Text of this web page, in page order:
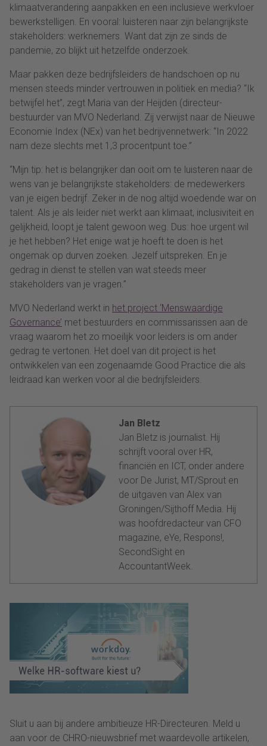
klimaatverandering aanpakken en een inclusieve werkvloer
bewerkstelligen. En vooral: luisteren naar zijn belangrijkste
stakeholders: werknemers. Want dat zijn ze sinds de
pandemie, zo blijkt uit hetzelfde onderzoek.
Maar pakken deze bedrijfsleiders de handschoen op nu
mensen steeds minder vertrouwen in politiek en media? “Ik
betwijfel het”, zegt Maria van der Heijden (directeur-
bestuurder van MVO Nederland. Zij verwijst naar de Nieuwe
Economie Index (NEx) van het bedrijvennetwerk: “In 2022
nam deze slechts met 1,3 procentpunt toe.”
“Mijn tip: het is belangrijker dan ooit om te luisteren naar de
wens van je belangrijkste stakeholders: de medewerkers
van je eigen bedrijf. Zeker in de nog altijd woedende war on
talent. Als je als leider niet werkt aan klimaat, inclusiviteit en
gelijkheid, loopt je talent gewoon weg. Dus: hoe urgent wil
je het hebben? Het enige wat je hoeft te doen is het
ongemak op durven zoeken. Jezelf uitspreken. En je
gedrag in dienst te stellen van wat steeds meer
stakeholders van je vragen.”
MVO Nederland werkt in het project ‘Menswaardige
Governance’ met bestuurders en commissarissen aan de
vraag waarom het zo moeilijk voor leiders is om ander
gedrag te vertonen. Het doel van dit project is het
ontwikkelen van een zogenaamde Good Practice die als
leidraad kan werken voor al die bedrijfsleiders.
Jan Bletz
Jan Bletz is journalist. Hij
schrijft vooral over HR,
financiën en ICT, onder andere
voor De Jurist, MT/Sprout en
de uitgaven van Alex van
Groningen/Sijthoff Media. Hij
was hoofdredacteur van CFO
magazine, eYe, Respons!,
SecondSight en
AccountantWeek.
Sluit u aan bij andere ambitieuze HR-Directeuren. Meld u
aan voor de CHRO-nieuwsbrief met waardevolle artikelen,